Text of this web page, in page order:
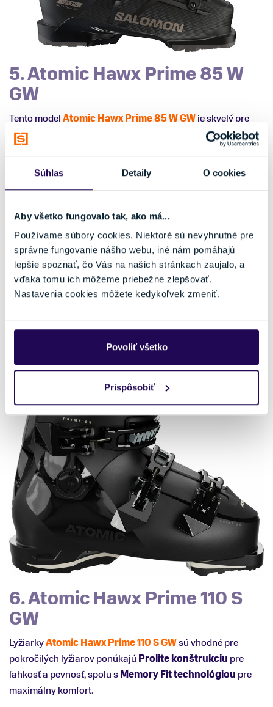
Súhlas Detaily O cookies
Aby všetko fungovalo tak, ako má...
Používame súbory cookies. Niektoré sú nevyhnutné pre
správne fungovanie nášho webu, iné nám pomáhajú
lepšie spoznať, čo Vás na našich stránkach zaujalo, a
vďaka tomu ich môžeme priebežne zlepšovať.
Nastavenia cookies môžete kedykoľvek zmeniť.
Povoliť všetko
Prispôsobiť
5. Atomic Hawx Prime 85 W
GW
Tento modelAtomic Hawx Prime 85 W GWje skvelý pre
začiatočníčky a rekreačné lyžiarky.
Memory Fit
zaisťuje rýchle prispôsobenie tvaru a
GripWalk podáržka zlepšuje chôdzu mimo svahu.
Dostupné veľkosti:22 MP, 23 MP, 24 MP, 25 MP, 26
Technológie:Memory Fit, GripWalk podáržka
Využitie:Určené pre začiatočníčky a rekreačné
lyžiarky, ktoré preferujú pohodlie a jednoduchú
ovládateľnosť
6. Atomic Hawx Prime 110 S
GW
LyžiarkyAtomic Hawx Prime 110 S GWsú vhodné pre
pokročilých lyžiarov ponúkajú Prolitekonštrukciu pre
ľahkosť a pevnosť, spolu sMemoryFittechnológiou pre
maximálny komfort.